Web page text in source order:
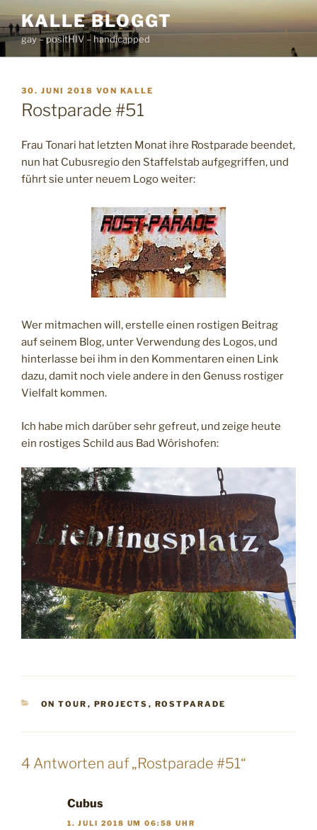
Inhalt
springen
KALLE BLOGGT
gay – positHIV – handicapped
VERÖFFENTLICHT
AM
30. JUNI 2018 VON KALLE
Rostparade #51
Frau Tonari hat letzten Monat ihre Rostparade beendet,
nun hat Cubusregio den Staffelstab aufgegriffen, und
führt sie unter neuem Logo weiter:
Wer mitmachen will, erstelle einen rostigen Beitrag
auf seinem Blog, unter Verwendung des Logos, und
hinterlasse bei ihm in den Kommentaren einen Link
dazu, damit noch viele andere in den Genuss rostiger
Vielfalt kommen.
Ich habe mich darüber sehr gefreut, und zeige heute
ein rostiges Schild aus Bad Wörishofen:
KATEGORIEN
ON TOUR , PROJECTS , ROSTPARADE
4 Antworten auf „Rostparade #51“
Cubus
1. JULI 2018 UM 06:58 UHR